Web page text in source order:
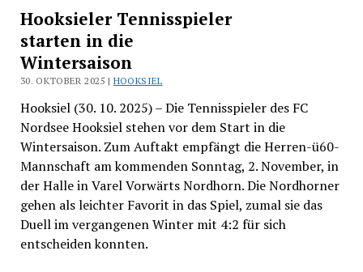
Hooksieler Tennisspieler
starten in die
Wintersaison
30. OKTOBER 2025 | HOOKSIEL
Hooksiel (30. 10. 2025) – Die Tennisspieler des FC
Nordsee Hooksiel stehen vor dem Start in die
Wintersaison. Zum Auftakt empfängt die Herren-ü60-
Mannschaft am kommenden Sonntag, 2. November, in
der Halle in Varel Vorwärts Nordhorn. Die Nordhorner
gehen als leichter Favorit in das Spiel, zumal sie das
Duell im vergangenen Winter mit 4:2 für sich
entscheiden konnten.